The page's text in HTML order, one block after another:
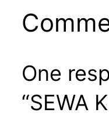
One
“SEWA